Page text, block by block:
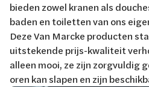
bieden zowel kranen als
baden en toiletten van ons
Deze Van Marcke producten
uitstekende prijs-kwaliteit
alleen mooi, ze zijn zorgvuldig
oren kan slapen en zijn